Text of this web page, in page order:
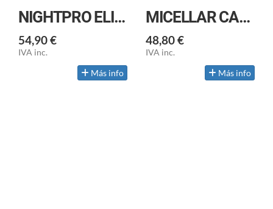
NIGHTPRO ELITE 1 KG
54,90 €
IVA inc.
Más info
MICELLAR CASEIN 1 KG
48,80 €
IVA inc.
Más info